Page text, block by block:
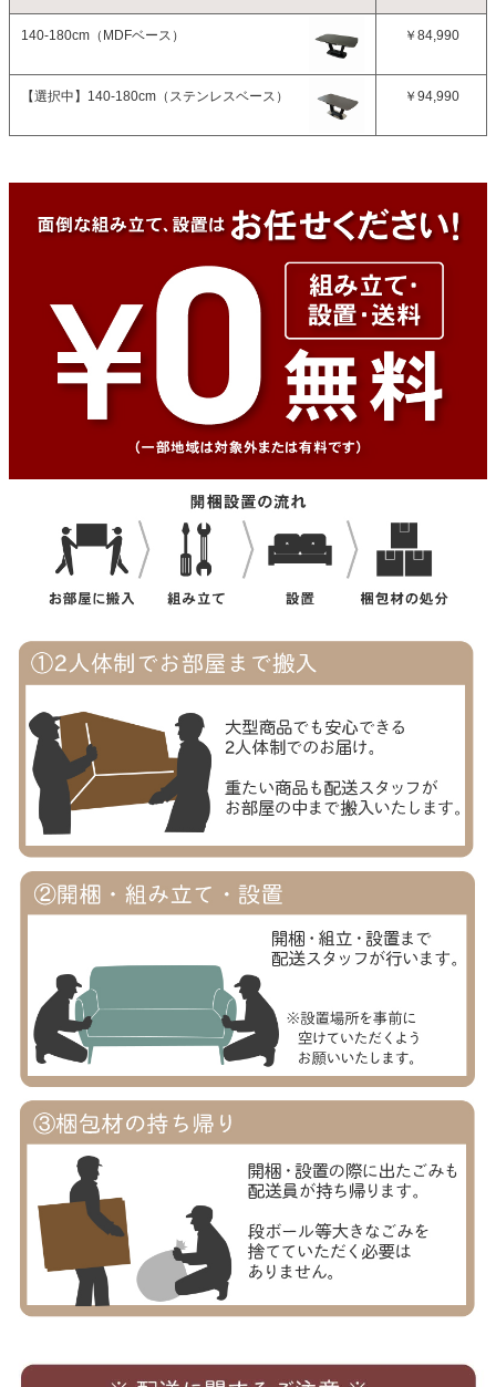
140-180cm（MDFベース） ￥84,990
【選択中】 140-180cm（ステンレスベース） ￥94,990